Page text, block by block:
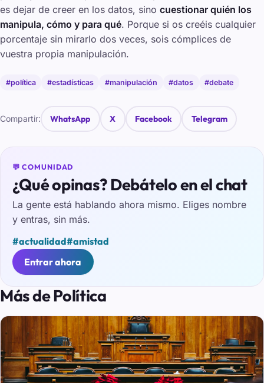
es dejar de creer en los datos, sino cuestionar quién los
manipula, cómo y para qué. Porque si os creéis cualquier
porcentaje sin mirarlo dos veces, sois cómplices de
vuestra propia manipulación.
#política #estadísticas #manipulación #datos #debate
Compartir: WhatsApp X Facebook Telegram
💬 COMUNIDAD
¿Qué opinas? Debátelo en el chat
La gente está hablando ahora mismo. Eliges nombre
y entras, sin más.
#actualidad#amistad
Entrar ahora
Más de Política